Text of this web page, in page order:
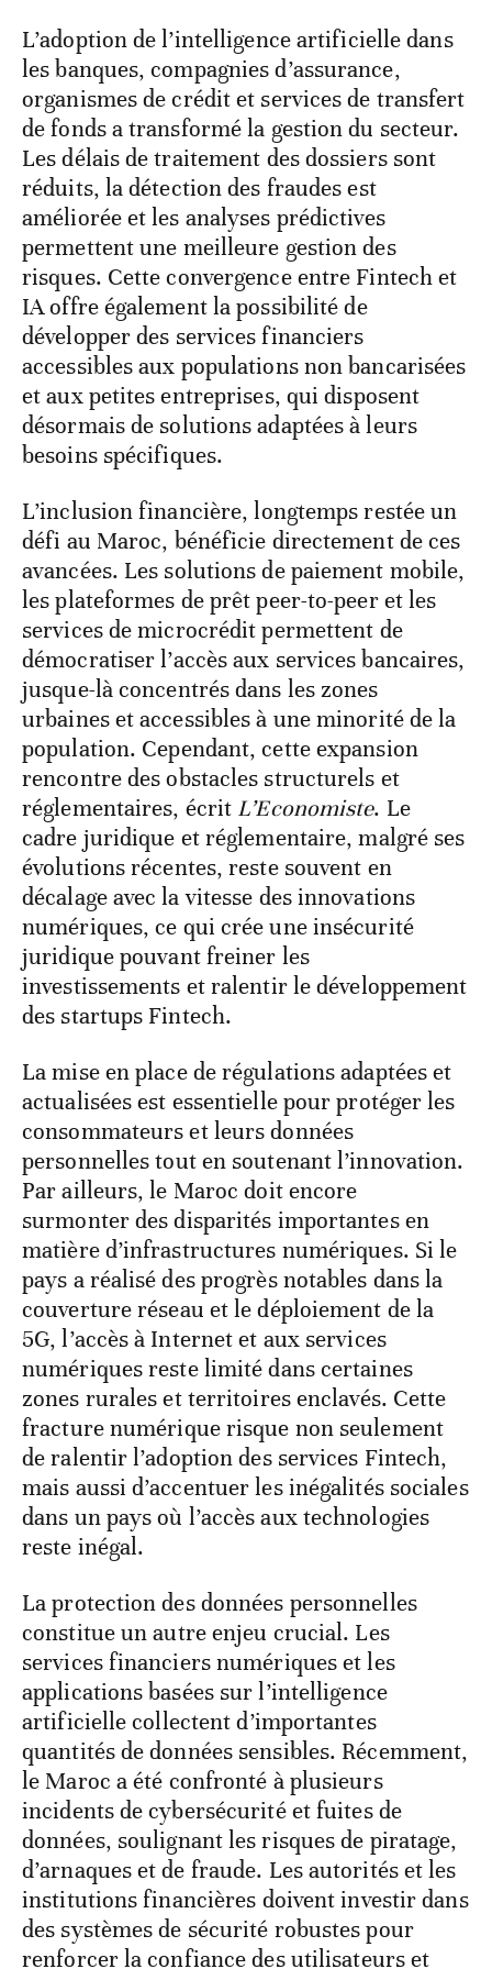
L’adoption de l’intelligence artificielle dans
les banques, compagnies d’assurance,
organismes de crédit et services de transfert
de fonds a transformé la gestion du secteur.
Les délais de traitement des dossiers sont
réduits, la détection des fraudes est
améliorée et les analyses prédictives
permettent une meilleure gestion des
risques. Cette convergence entre Fintech et
IA offre également la possibilité de
développer des services financiers
accessibles aux populations non bancarisées
et aux petites entreprises, qui disposent
désormais de solutions adaptées à leurs
besoins spécifiques.
L’inclusion financière, longtemps restée un
défi au Maroc, bénéficie directement de ces
avancées. Les solutions de paiement mobile,
les plateformes de prêt peer-to-peer et les
services de microcrédit permettent de
démocratiser l’accès aux services bancaires,
jusque-là concentrés dans les zones
urbaines et accessibles à une minorité de la
population. Cependant, cette expansion
rencontre des obstacles structurels et
réglementaires, écrit L’Economiste. Le
cadre juridique et réglementaire, malgré ses
évolutions récentes, reste souvent en
décalage avec la vitesse des innovations
numériques, ce qui crée une insécurité
juridique pouvant freiner les
investissements et ralentir le développement
des startups Fintech.
La mise en place de régulations adaptées et
actualisées est essentielle pour protéger les
consommateurs et leurs données
personnelles tout en soutenant l’innovation.
Par ailleurs, le Maroc doit encore
surmonter des disparités importantes en
matière d’infrastructures numériques. Si le
pays a réalisé des progrès notables dans la
couverture réseau et le déploiement de la
5G, l’accès à Internet et aux services
numériques reste limité dans certaines
zones rurales et territoires enclavés. Cette
fracture numérique risque non seulement
de ralentir l’adoption des services Fintech,
mais aussi d’accentuer les inégalités sociales
dans un pays où l’accès aux technologies
reste inégal.
La protection des données personnelles
constitue un autre enjeu crucial. Les
services financiers numériques et les
applications basées sur l’intelligence
artificielle collectent d’importantes
quantités de données sensibles. Récemment,
le Maroc a été confronté à plusieurs
incidents de cybersécurité et fuites de
données, soulignant les risques de piratage,
d’arnaques et de fraude. Les autorités et les
institutions financières doivent investir dans
des systèmes de sécurité robustes pour
renforcer la confiance des utilisateurs et